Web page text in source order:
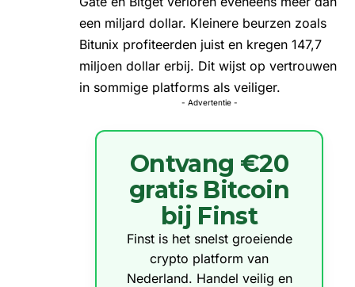
een miljard dollar. Kleinere beurzen zoals
Bitunix profiteerden juist en kregen 147,7
miljoen dollar erbij. Dit wijst op vertrouwen
in sommige platforms als veiliger.
- Advertentie -
Ontvang €20
gratis Bitcoin
bij Finst
Finst is het snelst groeiende
crypto platform van
Nederland. Handel veilig en